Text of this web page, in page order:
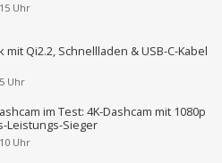
Uhr
Qi2.2, Schnellladen & USB-C-Kabel
Uhr
im Test: 4K-Dashcam mit 1080p
Leistungs-Sieger
Uhr